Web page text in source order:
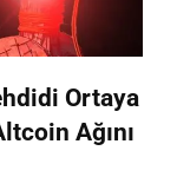
Ortaya
Ağını